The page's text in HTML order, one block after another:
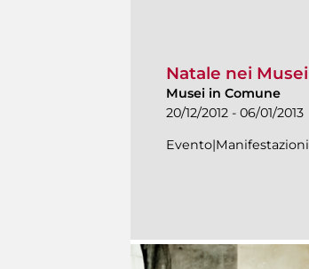
Natale nei Musei
Musei in Comune
20/12/2012 - 06/01/2013
Evento|Manifestazioni